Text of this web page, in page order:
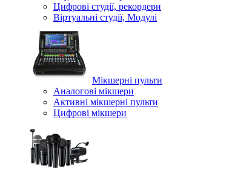
Цифрові студії, рекордери
Віртуальні студії, Модулі
Мікшерні пульти
Аналогові мікшери
Активні мікшерні пульти
Цифрові мікшери